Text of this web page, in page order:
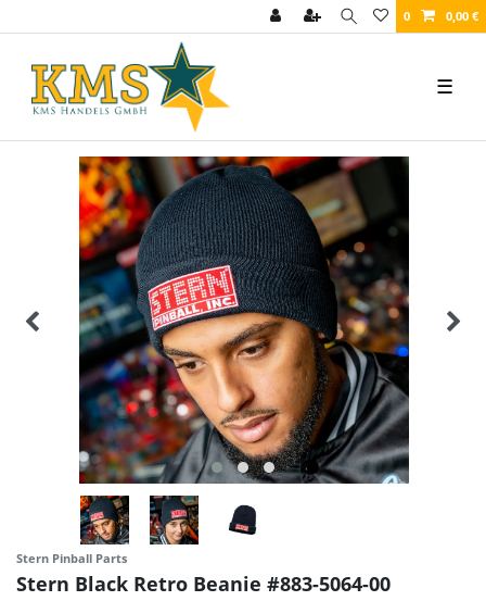
0 0,00 €
☰
Stern Pinball Parts
Stern Black Retro Beanie #883-5064-00